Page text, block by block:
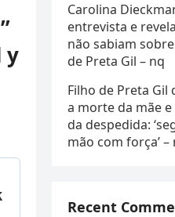
y
Carolina
entrevista e
não sabiam
de Preta Gil – nq
Filho de Preta Gil
a morte da mãe
da despedida:
mão com força’ –
Recent